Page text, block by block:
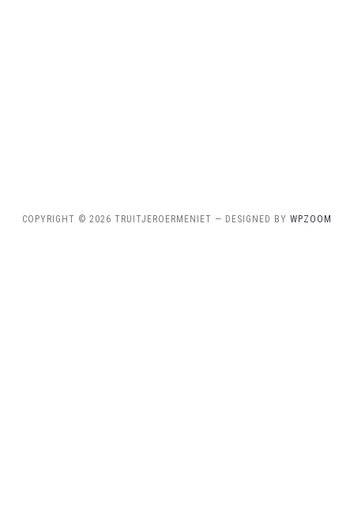
COPYRIGHT © 2026 TRUITJEROERMENIET — DESIGNED BY WPZOOM